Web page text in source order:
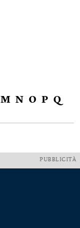
M N O P Q
PUBBLICITÀ